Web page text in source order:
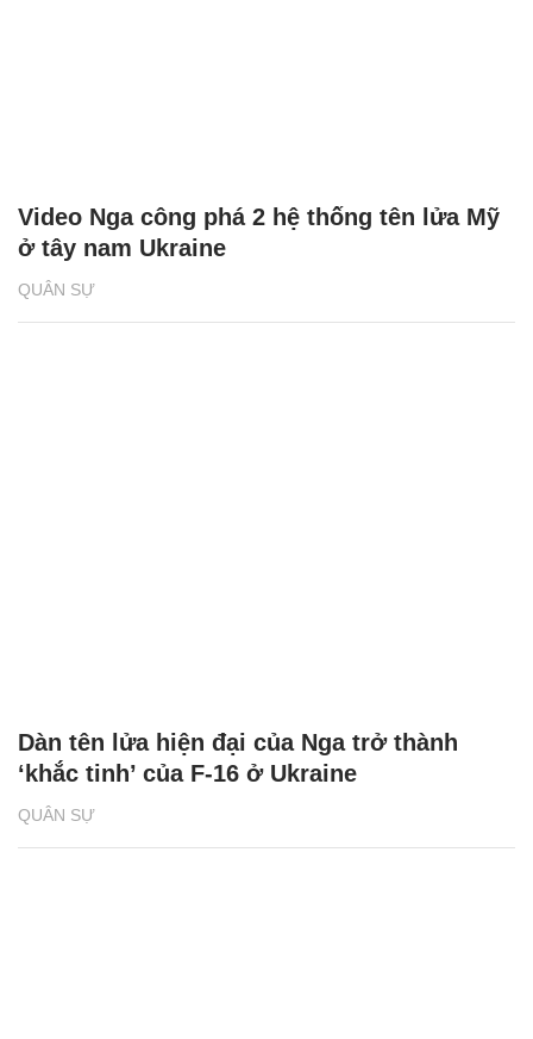
QUÂN SỰ
Video Nga công phá 2 hệ thống tên lửa Mỹ
ở tây nam Ukraine
QUÂN SỰ
Dàn tên lửa hiện đại của Nga trở thành
‘khắc tinh’ của F-16 ở Ukraine